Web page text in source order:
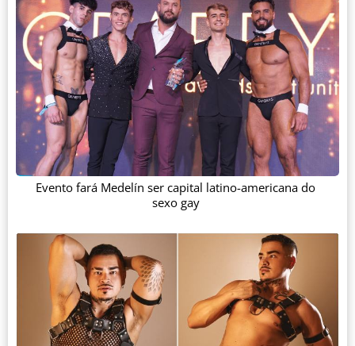
Evento fará Medelín ser capital latino-americana do
sexo gay